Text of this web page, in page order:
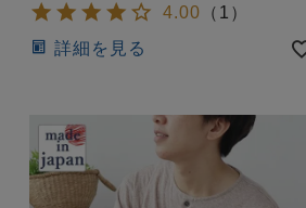
4.00 （ 1 ）
詳細を見る